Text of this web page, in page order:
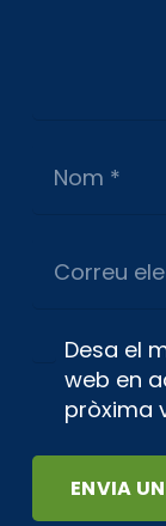
Desa el
web en
pròxima
ENVIA